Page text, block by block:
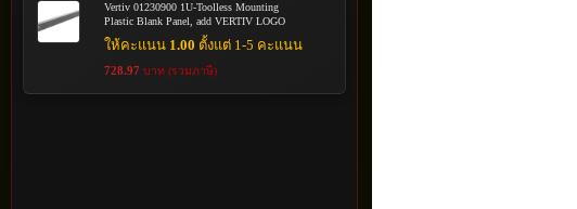
Vertiv 01230900 1U-Toolless Mounting
Plastic Blank Panel, add VERTIV LOGO
ให้คะแนน 1.00 ตั้งแต่ 1-5 คะแนน
728.97 บาท (รวมภาษี)